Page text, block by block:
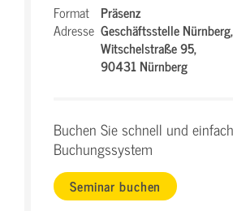
Format Präsenz
Adresse Geschäftsstelle Nürnberg,
Witschelstraße 95,
90431 Nürnberg
Buchen Sie schnell und
Buchungssystem
Seminar buchen